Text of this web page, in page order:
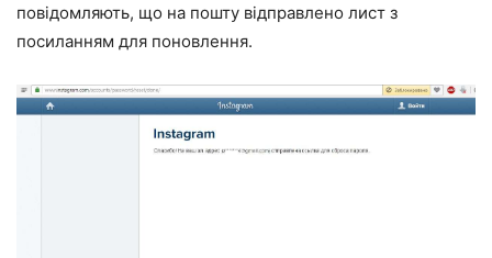
повідомляють, що на пошту відправлено лист з
посиланням для поновлення.